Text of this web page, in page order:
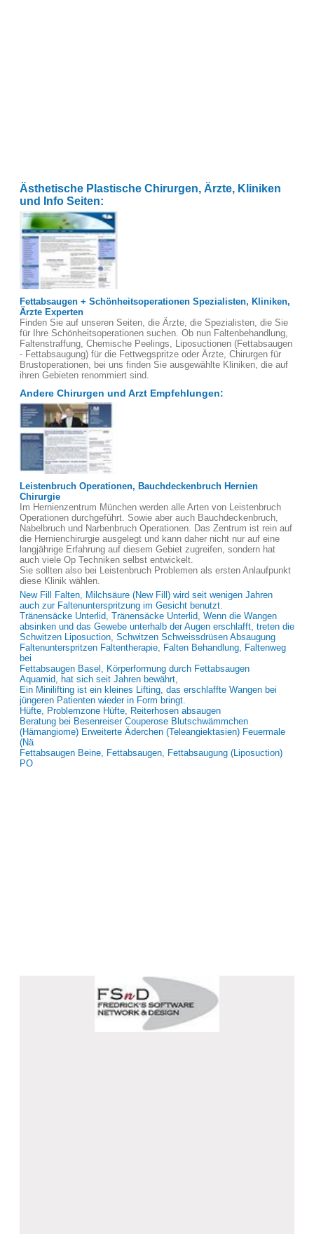
Ästhetische Plastische Chirurgen, Ärzte, Kliniken
und Info Seiten:
Fettabsaugen + Schönheitsoperationen Spezialisten, Kliniken,
Ärzte Experten
Finden Sie auf unseren Seiten, die Ärzte, die Spezialisten, die Sie
für Ihre Schönheitsoperationen suchen. Ob nun Faltenbehandlung,
Faltenstraffung, Chemische Peelings, Liposuctionen (Fettabsaugen
- Fettabsaugung) für die Fettwegspritze oder Ärzte, Chirurgen für
Brustoperationen, bei uns finden Sie ausgewählte Kliniken, die auf
ihren Gebieten renommiert sind.
Andere Chirurgen und Arzt Empfehlungen:
Leistenbruch Operationen, Bauchdeckenbruch Hernien
Chirurgie
Im Hernienzentrum München werden alle Arten von Leistenbruch
Operationen durchgeführt. Sowie aber auch Bauchdeckenbruch,
Nabelbruch und Narbenbruch Operationen. Das Zentrum ist rein auf
die Hernienchirurgie ausgelegt und kann daher nicht nur auf eine
langjährige Erfahrung auf diesem Gebiet zugreifen, sondern hat
auch viele Op Techniken selbst entwickelt.
Sie sollten also bei Leistenbruch Problemen als ersten Anlaufpunkt
diese Klinik wählen.
New Fill Falten, Milchsäure (New Fill) wird seit wenigen Jahren
auch zur Faltenunterspritzung im Gesicht benutzt.
Tränensäcke Unterlid, Tränensäcke Unterlid, Wenn die Wangen
absinken und das Gewebe unterhalb der Augen erschlafft, treten die
Schwitzen Liposuction, Schwitzen Schweissdrüsen Absaugung
Faltenunterspritzen Faltentherapie, Falten Behandlung, Faltenweg
bei
Fettabsaugen Basel, Körperformung durch Fettabsaugen
Aquamid, hat sich seit Jahren bewährt,
Ein Minilifting ist ein kleines Lifting, das erschlaffte Wangen bei
jüngeren Patienten wieder in Form bringt.
Hüfte, Problemzone Hüfte, Reiterhosen absaugen
Beratung bei Besenreiser Couperose Blutschwämmchen
(Hämangiome) Erweiterte Äderchen (Teleangiektasien) Feuermale
(Nä
Fettabsaugen Beine, Fettabsaugen, Fettabsaugung (Liposuction)
PO